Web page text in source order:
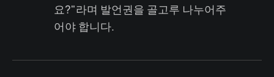
요?"라며 발언권을 골고루 나누어주
어야 합니다.